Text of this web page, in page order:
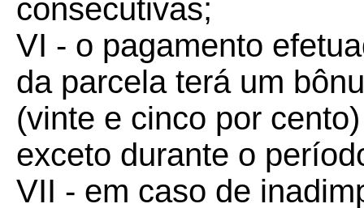
consecutivas;
VI - o pagamento
da parcela terá um
(vinte e cinco por
exceto durante o
VII - em caso de